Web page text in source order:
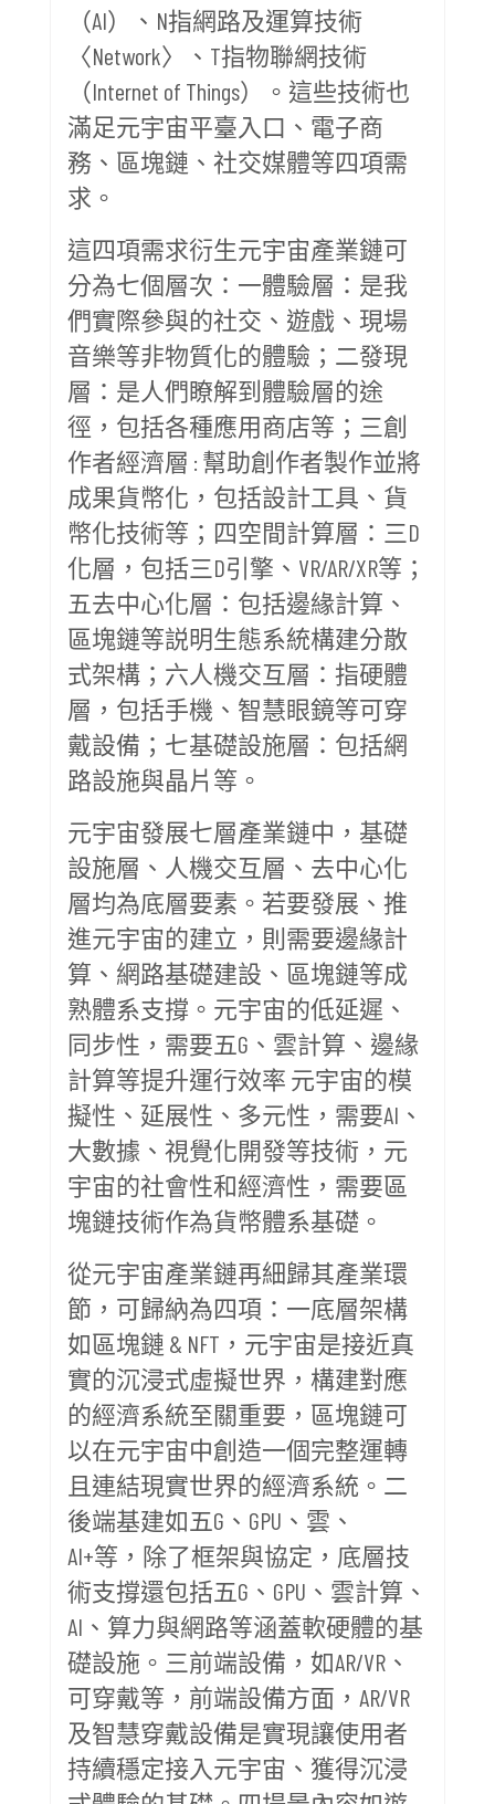
（AI）、N指網路及運算技術
〈Network〉、T指物聯網技術
（Internet of Things）。這些技術也
滿足元宇宙平臺入口、電子商
務、區塊鏈、社交媒體等四項需
求。
這四項需求衍生元宇宙產業鏈可
分為七個層次：一體驗層：是我
們實際參與的社交、遊戲、現場
音樂等非物質化的體驗；二發現
層：是人們瞭解到體驗層的途
徑，包括各種應用商店等；三創
作者經濟層 : 幫助創作者製作並將
成果貨幣化，包括設計工具、貨
幣化技術等；四空間計算層：三D
化層，包括三D引擎、VR/AR/XR等；
五去中心化層：包括邊緣計算、
區塊鏈等説明生態系統構建分散
式架構；六人機交互層：指硬體
層，包括手機、智慧眼鏡等可穿
戴設備；七基礎設施層：包括網
路設施與晶片等。
元宇宙發展七層產業鏈中，基礎
設施層、人機交互層、去中心化
層均為底層要素。若要發展、推
進元宇宙的建立，則需要邊緣計
算、網路基礎建設、區塊鏈等成
熟體系支撐。元宇宙的低延遲、
同步性，需要五G、雲計算、邊緣
計算等提升運行效率 元宇宙的模
擬性、延展性、多元性，需要AI、
大數據、視覺化開發等技術，元
宇宙的社會性和經濟性，需要區
塊鏈技術作為貨幣體系基礎。
從元宇宙產業鏈再細歸其產業環
節，可歸納為四項：一底層架構
如區塊鏈 & NFT，元宇宙是接近真
實的沉浸式虛擬世界，構建對應
的經濟系統至關重要，區塊鏈可
以在元宇宙中創造一個完整運轉
且連結現實世界的經濟系統。二
後端基建如五G、GPU、雲、
AI+等，除了框架與協定，底層技
術支撐還包括五G、GPU、雲計算、
AI、算力與網路等涵蓋軟硬體的基
礎設施。三前端設備，如AR/VR、
可穿戴等，前端設備方面，AR/VR
及智慧穿戴設備是實現讓使用者
持續穩定接入元宇宙、獲得沉浸